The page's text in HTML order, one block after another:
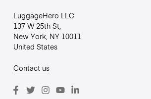
LuggageHero LLC
137 W 25th St,
New York, NY 10011
United States
Contact us